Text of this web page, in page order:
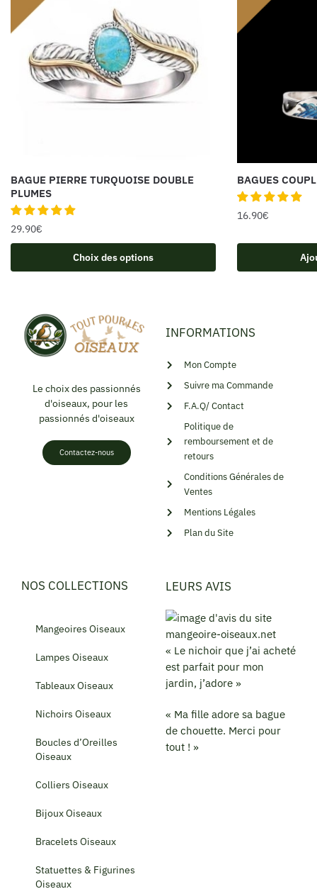
BAGUE PIERRE TURQUOISE DOUBLE
PLUMES
29.90€
Choix des options
BAGUES
16.90€
Le choix des passionnés
d'oiseaux, pour les
passionnés d'oiseaux
Contactez-nous
INFORMATIONS
Mon Compte
Suivre ma Commande
F.A.Q/ Contact
Politique de
remboursement et de
retours
Conditions Générales de
Ventes
Mentions Légales
Plan du Site
NOS COLLECTIONS
Mangeoires Oiseaux
Lampes Oiseaux
Tableaux Oiseaux
Nichoirs Oiseaux
Boucles d’Oreilles
Oiseaux
Colliers Oiseaux
Bijoux Oiseaux
Bracelets Oiseaux
Statuettes & Figurines
Oiseaux
LEURS AVIS
« Le nichoir que j’ai acheté
est parfait pour mon
jardin, j’adore »
« Ma fille adore sa bague
de chouette. Merci pour
tout ! »